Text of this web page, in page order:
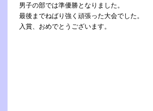
男子の部では準優勝となりました。
最後までねばり強く頑張った大会でした。
入賞、おめでとうございます。